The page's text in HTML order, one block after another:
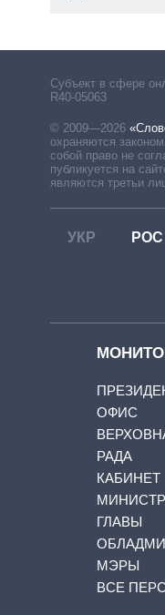
Субъект в сфере
R40-05063
© 2009—2026
охраняются
собой право не
публикуется на
являются третьи
УКР РОС
ОФИС
РАДА
КАБИНЕТ
ГЛАВЫ
МЭРЫ
ВСЕ